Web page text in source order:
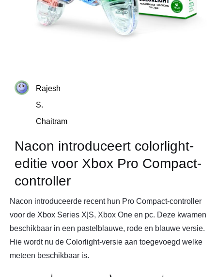
Rajesh
S.
Chaitram
Nacon introduceert colorlight-
editie voor Xbox Pro Compact-
controller
Nacon introduceerde recent hun Pro Compact-controller
voor de Xbox Series X|S, Xbox One en pc. Deze kwamen
beschikbaar in een pastelblauwe, rode en blauwe versie.
Hie wordt nu de Colorlight-versie aan toegevoegd welke
meteen beschikbaar is.